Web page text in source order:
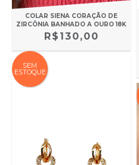
COLAR SIENA CORAÇÃO DE
ZIRCÔNIA BANHADO A OURO 18K
R$130,00
SEM
ESTOQUE